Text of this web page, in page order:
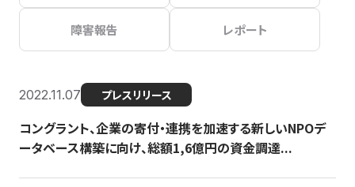
障害報告 レポート
2022.11.07 プレスリリース
コングラント、企業の寄付・連携を加速する新しいNPOデ
ータベース構築に向け、総額1,6億円の資金調達...